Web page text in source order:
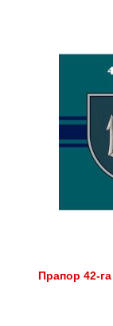
Прапор 42-